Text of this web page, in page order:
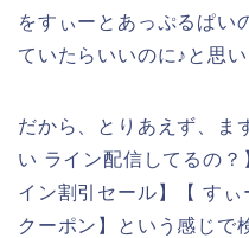
をすぃーとあっぷるぱい
ていたらいいのに♪と思い
だから、とりあえず、ま
い ライン配信してるの
イン割引セール】【 すぃ
クーポン】という感じで